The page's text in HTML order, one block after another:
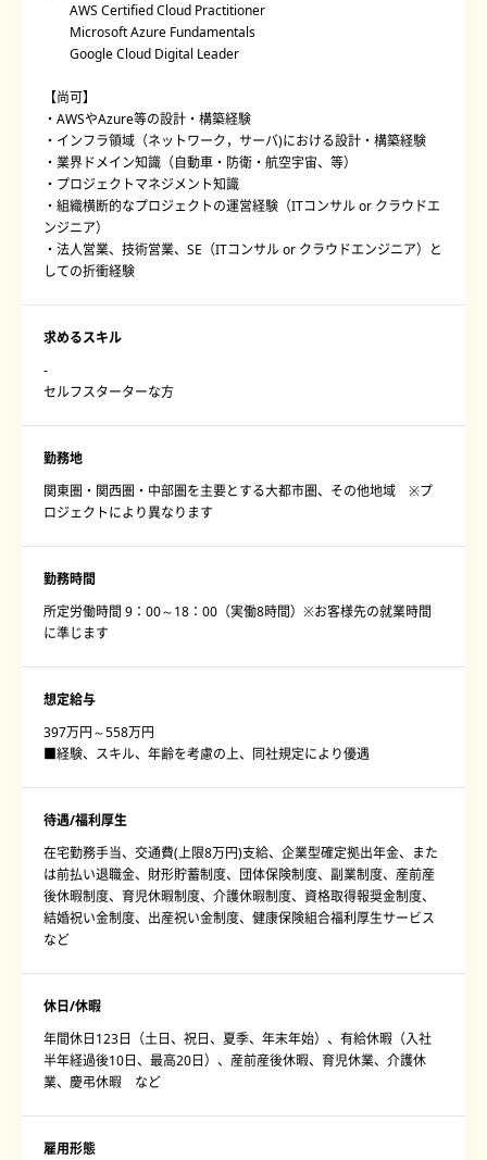
AWS Certified Cloud Practitioner
Microsoft Azure Fundamentals
Google Cloud Digital Leader
【尚可】
・AWSやAzure等の設計・構築経験
・インフラ領域（ネットワーク，サーバ)における設計・構築経験
・業界ドメイン知識（自動車・防衛・航空宇宙、等）
・プロジェクトマネジメント知識
・組織横断的なプロジェクトの運営経験（ITコンサル or クラウドエ
ンジニア）
・法人営業、技術営業、SE（ITコンサル or クラウドエンジニア）と
しての折衝経験
求めるスキル
-
セルフスターターな方
勤務地
関東圏・関西圏・中部圏を主要とする大都市圏、その他地域 ※プ
ロジェクトにより異なります
勤務時間
所定労働時間 9：00～18：00（実働8時間）※お客様先の就業時間
に準じます
想定給与
397万円～558万円
■経験、スキル、年齢を考慮の上、同社規定により優遇
待遇/福利厚生
在宅勤務手当、交通費(上限8万円)支給、企業型確定拠出年金、また
は前払い退職金、財形貯蓄制度、団体保険制度、副業制度、産前産
後休暇制度、育児休暇制度、介護休暇制度、資格取得報奨金制度、
結婚祝い金制度、出産祝い金制度、健康保険組合福利厚生サービス
など
休日/休暇
年間休日123日（土日、祝日、夏季、年末年始）、有給休暇（入社
半年経過後10日、最高20日）、産前産後休暇、育児休業、介護休
業、慶弔休暇 など
雇用形態